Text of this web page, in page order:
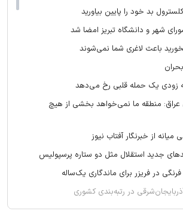
بد خود را پایین بیاورید
شهر و دانشگاه تبریز امضا شد
باعث لاغری شما نمی‌شوند
زودی یک حمله قلبی رخ می‌دهد
منطقه ما نمی‌خواهد بخشی از هیچ
میانه از خبرنگار آفتاب نیوز
جدید استقلال مثل دو ستاره پرسپولیس
در فریزر برای ماندگاری یک‌ساله
در رتبه‌بندی کشوری